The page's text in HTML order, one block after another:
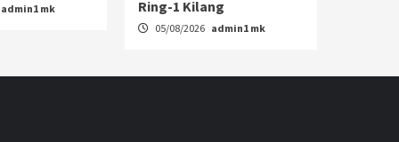
admin1 mk
Ring-1 Kilang
05/08/2026 admin1 mk